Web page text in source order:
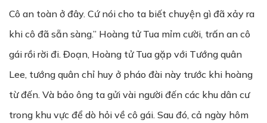
Cô an toàn ở đây. Cứ nói cho ta biết chuyện gì đã xảy ra
khi cô đã sẵn sàng.” Hoàng tử Tua mỉm cười, trấn an cô
gái rồi rời đi. Đoạn, Hoàng tử Tua gặp với Tướng quân
Lee, tướng quân chỉ huy ở pháo đài này trước khi hoàng
từ đến. Và bảo ông ta gửi vài người đến các khu dân cư
trong khu vực để dò hỏi về cô gái. Sau đó, cả ngày hôm